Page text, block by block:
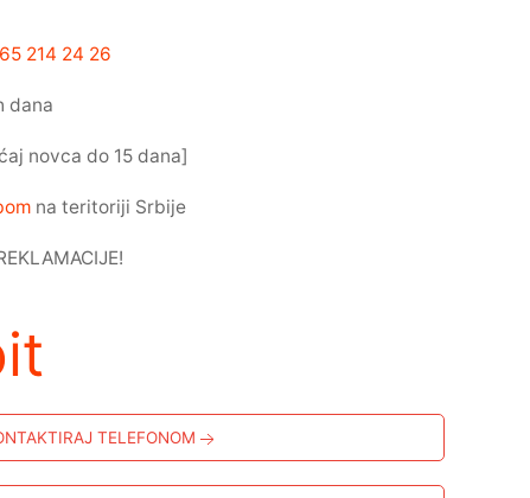
214 24 26
dana
novca do 15 dana]
na teritoriji Srbije
TELEFONOM